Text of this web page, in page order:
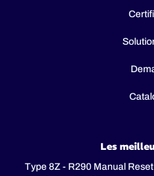
Les
Type 8Z - R290 Manual